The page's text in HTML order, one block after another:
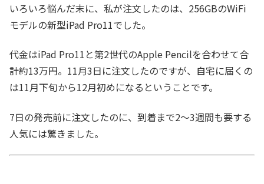
いろいろ悩んだ末に、私が注文したのは、256GBのWiFi
モデルの新型iPad Pro11でした。
代金はiPad Pro11と第2世代のApple Pencilを合わせて合
計約13万円。11月3日に注文したのですが、自宅に届くの
は11月下旬から12月初めになるということです。
7日の発売前に注文したのに、到着まで2〜3週間も要する
人気には驚きました。